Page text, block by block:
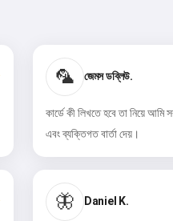
🦜 জেমস ডব্লিউ.
কার্ডে কী লিখতে হবে তা নিয়ে আমি
এবং ব্যক্তিগত বার্তা দেয়।
🦋 Daniel K.